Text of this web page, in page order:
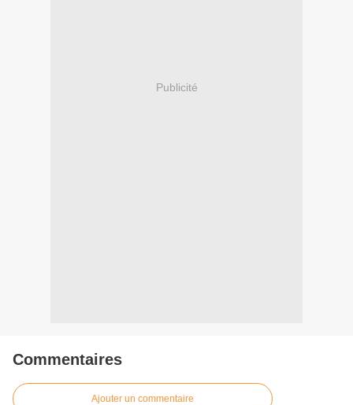
Publicité
Commentaires
Ajouter un commentaire